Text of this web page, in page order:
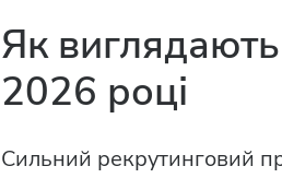
Як
2026 році
Сильний рекрутинговий